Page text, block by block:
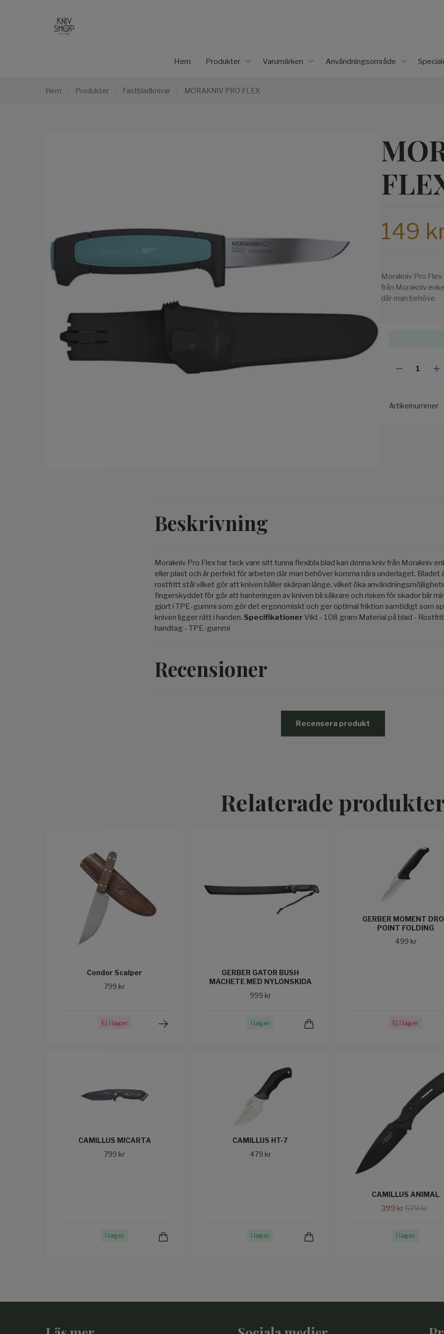
Hem Produkter Varumärken Användningsområde
Hem / Produkter / Fastbladknivar / MORAKNIV PRO FLEX
149
Morakniv Pro
från Morakniv
där man behöve
Artikelnummer
Beskrivning
Morakniv Pro Flex har tack vare sitt tunna flexibla blad kan denna kniv från Morakniv
eller plast och är perfekt för arbeten där man behöver komma nära underlaget. Bladet
rostfritt stål vilket gör att kniven håller skärpan länge, vilket öka
fingerskyddet för gör att hanteringen av kniven bli säkrare och risken för skador blir
gjort i TPE-gummi som gör det ergonomiskt och ger optimal friktion samtidigt som
kniven ligger rätt i handen. Specifikationer Vikt - 108 gram Material på blad -
handtag - TPE-gummi
Recensioner
Recensera produkt
Relaterade
Condor Scalper
799 kr
Ej i lager
GERBER GATOR BUSH
MACHETE MED NYLONSKIDA
999 kr
I lager
GERBER MOMENT
POINT FOLDING
499 kr
Ej i lager
CAMILLUS MICARTA
799 kr
I lager
CAMILLUS HT-7
479 kr
I lager
CAMILLUS ANIMAL
399 kr579 kr
I lager